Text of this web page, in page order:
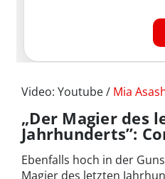
Video: Youtube / Mia
„Der Magier des
Jahrhunderts”:
Ebenfalls hoch in der
Magier des letzten